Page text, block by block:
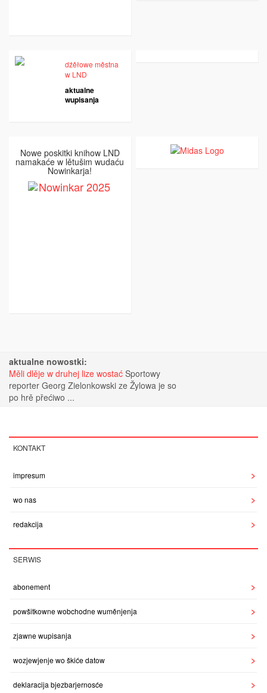
dźěłowe městna
w LND
aktualne
wupisanja
Nowe poskitki knihow LND
namakaće w lětušim wudaću
Nowinkarja!
aktualne nowostki:
Měli dlěje w druhej lize wostać Sportowy
reporter Georg Zielonkowski ze Žylowa je so
po hrě přećiwo ...
KONTAKT
impresum
wo nas
redakcija
SERWIS
abonement
powšitkowne wobchodne wuměnjenja
zjawne wupisanja
wozjewjenje wo škiće datow
deklaracija bjezbarjernosće